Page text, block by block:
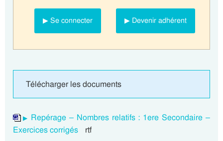
▶ Se connecter ▶ Devenir adhérent
Télécharger les documents
Repérage – Nombres relatifs : 1ere Secondaire –
Exercices corrigés rtf